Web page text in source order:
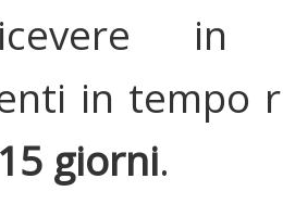
in
in tempo
15 giorni.